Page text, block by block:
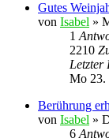
Gutes
von Isabel »
1
2210
Letzter
Mo 23.
Berührung
von Isabel »
6